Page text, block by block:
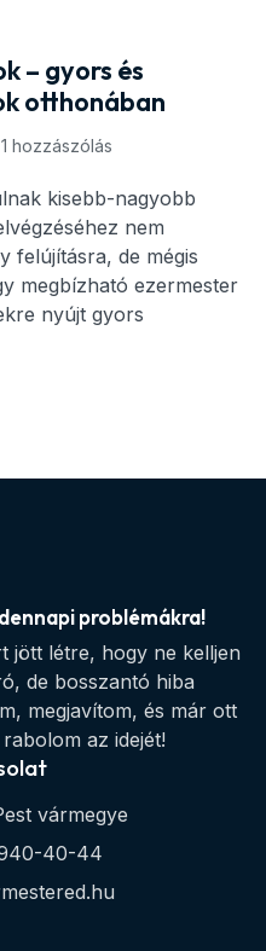
– gyors és
otthonában
1 hozzászólás
kisebb-nagyobb
nem
felújításra, de mégis
megbízható ezermester
nyújt gyors
problémákra!
jött létre, hogy ne kelljen
de bosszantó hiba
megjavítom, és már ott
az idejét!
vármegye
40-44